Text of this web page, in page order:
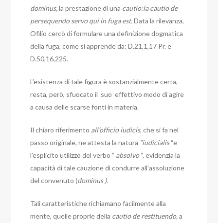
dominus,la prestazione di una cautio:la cautio de
persequendo servo qui in fuga est.Data la rilevanza,
Ofilio cercò di formulare una definizione dogmatica
della fuga, come si apprende da: D.21,1,17 Pr. e
D.50,16,225.
L’esistenza di tale figura è sostanzialmente certa,
resta, però, sfuocato il suo effettivo modo di agire
a causa delle scarse fonti in materia.
Il chiaro riferimento all’officio iudicis, che si fa nel
passo originale, ne attesta la natura “iudicialis“e
l’esplicito utilizzo del verbo ” absolvo“, evidenzia la
capacità di tale cauzione di condurre all’assoluzione
del convenuto (dominus ).
Tali caratteristiche richiamano facilmente alla
mente, quelle proprie della cautio de restituendo,a